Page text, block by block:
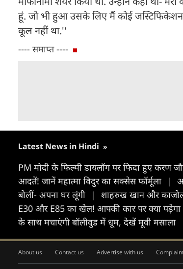
हूं. जो भी हुआ उसके लिए मैं कोई जस्टिफिकेशन
कूल नहीं था.''
---- समाप्त ----
Latest News in Hindi »
PM मोदी के फिल्मी डायलॉग पर फिदा हुए करण
आदतें! जानें महात्मा विदुर का सक्सेस फॉर्मूला
|
बोलीं- अपना घर लूंगी
| शाहरुख खान और काजोल
E30 और E85 का खेल! आपकी कार पर क्या
के साथ मचाएंगी बॉलीवुड में धूम, देखें मूवी मसाला
About us Contact us Advertise with us